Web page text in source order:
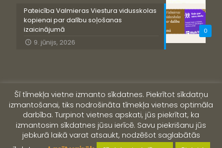
0
Pateicība Valmieras Viestura vidusskolas
kopienai par dalību soļošanas
izaicinājumā
9. jūnijs, 2026
© 2019 Valmieras Viestura vidusskola
Šī tīmekļa vietne izmanto sīkdatnes. Piekrītot sīkdatņu
izmantošanai, tiks nodrošināta tīmekļa vietnes optimāla
darbība. Turpinot vietnes apskati, jūs piekrītat, ka
izmantosim sīkdatnes jūsu ierīcē. Savu piekrišanu jūs
jebkurā laikā varat atsaukt, nodzēšot saglabātās